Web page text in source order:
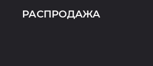
РАСПРОДАЖА